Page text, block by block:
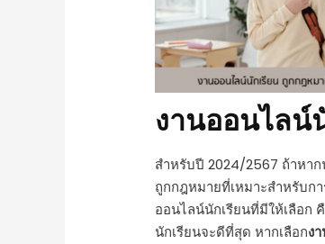
งานออนไลน์
สำหรับปี2024/2567 ถ้าหา
ถูกกฎหมายที่เหมาะสำหรับก
ออนไลน์นักเรียนที่มีให้เลือก
นักเรียนจะดีที่สุด หากเลือกง